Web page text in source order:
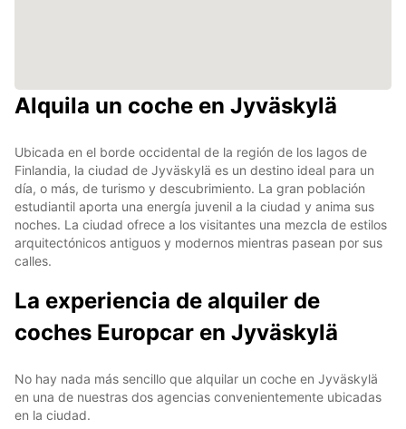
Alquila un coche en Jyväskylä
Ubicada en el borde occidental de la región de los lagos de
Finlandia, la ciudad de Jyväskylä es un destino ideal para un
día, o más, de turismo y descubrimiento. La gran población
estudiantil aporta una energía juvenil a la ciudad y anima sus
noches. La ciudad ofrece a los visitantes una mezcla de estilos
arquitectónicos antiguos y modernos mientras pasean por sus
calles.
La experiencia de alquiler de
coches Europcar en Jyväskylä
No hay nada más sencillo que alquilar un coche en Jyväskylä
en una de nuestras dos agencias convenientemente ubicadas
en la ciudad.